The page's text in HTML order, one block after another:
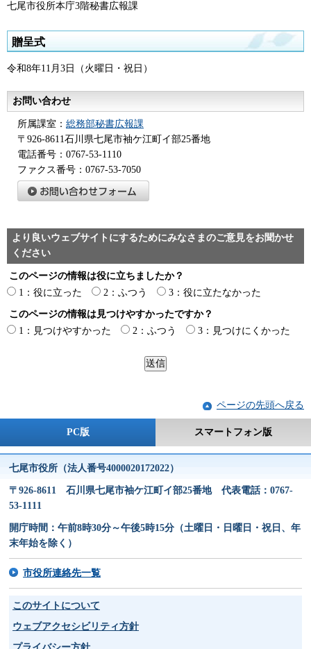
七尾市役所本庁3階秘書広報課
贈呈式
令和8年11月3日（火曜日・祝日）
お問い合わせ
所属課室： 総務部秘書広報課
〒926-8611石川県七尾市袖ケ江町イ部25番地
電話番号：0767-53-1110
ファクス番号：0767-53-7050
より良いウェブサイトにするためにみなさまのご意見をお聞かせ
ください
このページの情報は役に立ちましたか？
1：役に立った
2：ふつう 3：役に立たなかった
このページの情報は見つけやすかったですか？
1：見つけやすかった
2：ふつう 3：見つけにくかった
ページの先頭へ戻る
PC版 スマートフォン版
七尾市役所（法人番号4000020172022）
〒926-8611 石川県七尾市袖ケ江町イ部25番地 代表電話：0767-
53-1111
開庁時間：午前8時30分～午後5時15分（土曜日・日曜日・祝日、年
末年始を除く）
市役所連絡先一覧
このサイトについて
ウェブアクセシビリティ方針